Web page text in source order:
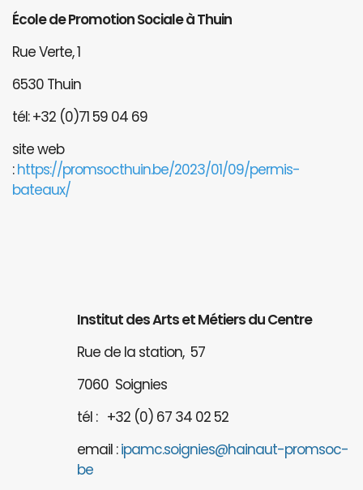
École de Promotion Sociale à Thuin
Rue Verte, 1
6530 Thuin
tél: +32 (0)71 59 04 69
site web
:https://promsocthuin.be/2023/01/09/permis-
bateaux/
Institut des Arts et Métiers du Centre
Rue de la station, 57
7060 Soignies
tél : +32 (0) 67 34 02 52
email :ipamc.soignies@hainaut-promsoc-
be